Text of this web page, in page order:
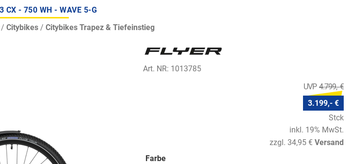
CX - 750 WH - WAVE 5-G
/ Citybikes / Citybikes Trapez & Tiefeinstieg
Art. NR: 1013785
4.799,- €
3.199,- €
Stck
inkl. 19% MwSt.
zzgl. 34,95 € Versand
Farbe